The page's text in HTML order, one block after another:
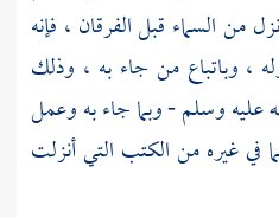
من السماء قبل الفرقان ، فإنه
، وباتباع من جاء به ، وذلك
عليه وسلم - وبما جاء به وعمل
في غيره من الكتب التي أنزلت